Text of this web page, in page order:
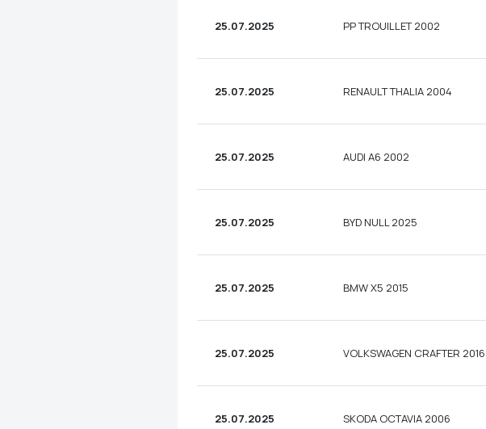
25.07.2025 PP TROUILLET 2002
25.07.2025 RENAULT THALIA 2004
25.07.2025 AUDI A6 2002
25.07.2025 BYD NULL 2025
25.07.2025 BMW X5 2015
25.07.2025 VOLKSWAGEN CRAFTER 2016
25.07.2025 SKODA OCTAVIA 2006